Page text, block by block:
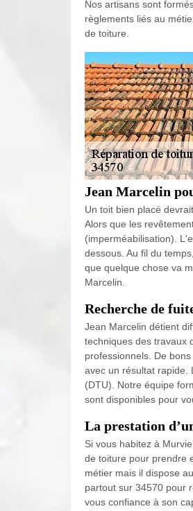
Nos artisans sont
règlements liés au
de toiture.
Jean Marcelin
Un toit bien placé
Alors que les
(imperméabilisation).
dessous. Au fil du
que quelque chose va
Marcelin.
Recherche de
Jean Marcelin détient
techniques des travaux
professionnels. De
avec un résultat rapide.
(DTU). Notre équipe
sont disponibles pour
La prestation
Si vous habitez à
de toiture pour prendre
métier mais il dispose
partout sur 34570 pour
vous confiance à son